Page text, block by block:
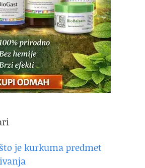
je kurkuma predmet